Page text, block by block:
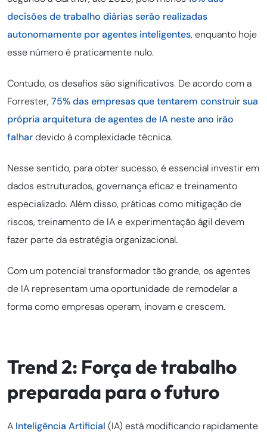
decisões de trabalho diárias serão realizadas
autonomamente por agentes inteligentes, enquanto hoje
esse número é praticamente nulo.
Contudo, os desafios são significativos. De acordo com a
Forrester, 75% das empresas que tentarem construir sua
própria arquitetura de agentes de IA neste ano irão
falhardevido à complexidade técnica.
Nesse sentido, para obter sucesso, é essencial investir em
dados estruturados, governança eficaz e treinamento
especializado. Além disso, práticas como mitigação de
riscos, treinamento de IA e experimentação ágil devem
fazer parte da estratégia organizacional.
Com um potencial transformador tão grande, os agentes
de IA representam uma oportunidade de remodelar a
forma como empresas operam, inovam e crescem.
Trend 2: Força de trabalho
preparada para o futuro
A Inteligência Artificial (IA) está modificando rapidamente